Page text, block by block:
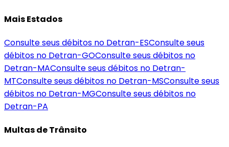
Mais Estados
Consulte seus débitos no Detran-ESConsulte seus
débitos no Detran-GOConsulte seus débitos no
Detran-MAConsulte seus débitos no Detran-
MTConsulte seus débitos no Detran-MSConsulte seus
débitos no Detran-MGConsulte seus débitos no
Detran-PA
Multas de Trânsito